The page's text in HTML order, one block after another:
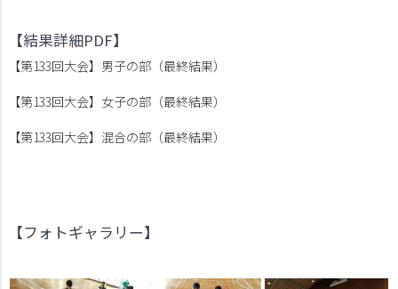
【結果詳細PDF】
【第133回大会】男子の部（最終結果）
【第133回大会】女子の部（最終結果）
【第133回大会】混合の部（最終結果）
【フォトギャラリー】